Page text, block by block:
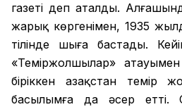
газеті деп аталды.
жарық көргенімен, 1935
тілінде шыға бастады.
«Теміржолшылар»
біріккен Қазақстан темір
басылымға да әсер етті.